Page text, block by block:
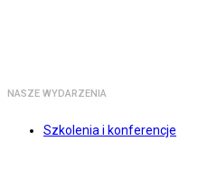
NASZE WYDARZENIA
Szkolenia i konferencje